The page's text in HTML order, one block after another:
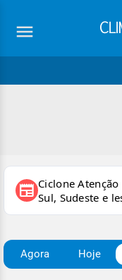
newspaper Ciclone
Sul, Sudeste e
Agora Hoje